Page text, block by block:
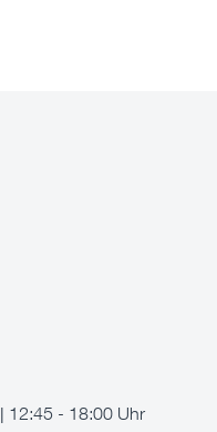
12:45 - 18:00 Uhr